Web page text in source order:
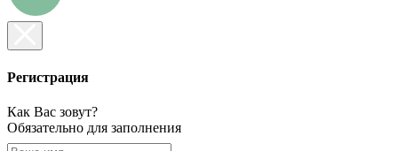
Регистрация
Как Вас зовут?
Обязательно для заполнения